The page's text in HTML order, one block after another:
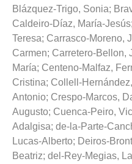
Blázquez-Trigo, Sonia;
Caldeiro-Díaz, María-Jesús;
Teresa; Carrasco-Moreno,
Carmen; Carretero-Bellon,
María; Centeno-Malfaz,
Cristina; Collell-
Antonio; Crespo-Marcos,
Augusto; Cuenca-Peiro,
Adalgisa; de-la-Parte-
Lucas-Alberto; Deiros-
Beatriz; del-Rey-Megias,